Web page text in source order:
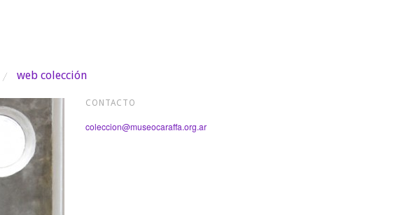
web colección
CONTACTO
coleccion@museocaraffa.org.ar